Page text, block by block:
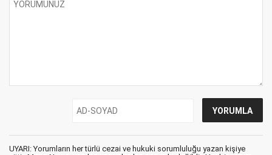
UYARI: Yorumların her türlü cezai ve hukuki sorumluluğu yazan kişiye